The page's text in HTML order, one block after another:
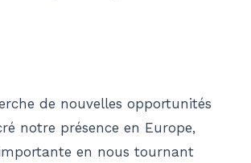
de nouvelles opportunités
notre présence en Europe,
en nous tournant